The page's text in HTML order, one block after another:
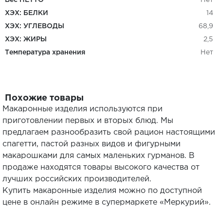
ХЭХ: БЕЛКИ 14
ХЭХ: УГЛЕВОДЫ 68,9
ХЭХ: ЖИРЫ 2,5
Температура хранения Нет
Похожие товары
Макаронные изделия используются при
приготовлении первых и вторых блюд. Мы
предлагаем разнообразить свой рацион настоящими
спагетти, пастой разных видов и фигурными
макарошками для самых маленьких гурманов. В
продаже находятся товары высокого качества от
лучших российских производителей.
Купить макаронные изделия можно по доступной
цене в онлайн режиме в супермаркете «Меркурий».